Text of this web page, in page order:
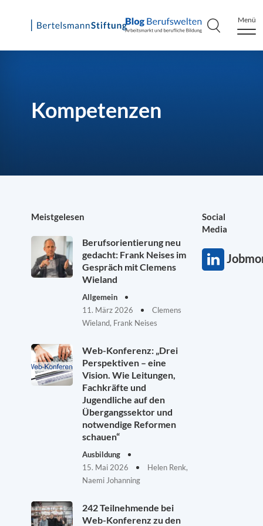
Skip
Menü
Kompetenzen
Meistgelesen
Berufsorientierung neu
gedacht: Frank Neises im
Gespräch mit Clemens
Wieland
Allgemein
11. März 2026
Clemens
Wieland, Frank Neises
Web-Konferenz: „Drei
Perspektiven – eine
Vision. Wie Leitungen,
Fachkräfte und
Jugendliche auf den
Übergangssektor und
notwendige Reformen
schauen“
Ausbildung
15. Mai 2026
Helen Renk,
Naemi Johanning
242 Teilnehmende bei
Web-Konferenz zu den
Social
Media